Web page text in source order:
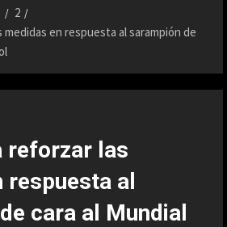
2
medidas en respuesta al sarampión de
reforzar las
respuesta al
cara al Mundial